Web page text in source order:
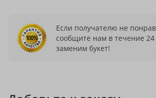
Если получателю не
сообщите нам в течение
заменим букет!